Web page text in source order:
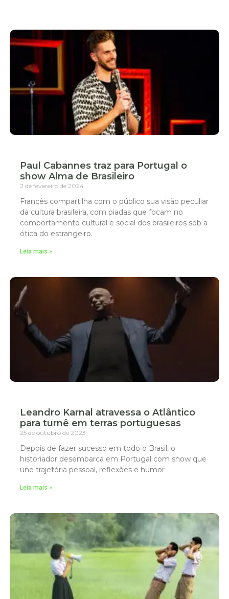
Paul Cabannes traz para Portugal o
show Alma de Brasileiro
2 de fevereiro de 2024
Francês compartilha com o público sua visão peculiar
da cultura brasileira, com piadas que focam no
comportamento cultural e social dos brasileiros sob a
ótica do estrangeiro.
Leia mais »
Leandro Karnal atravessa o Atlântico
para turnê em terras portuguesas
25 de outubro de 2023
Depois de fazer sucesso em todo o Brasil, o
historiador desembarca em Portugal com show que
une trajetória pessoal, reflexões e humor
Leia mais »